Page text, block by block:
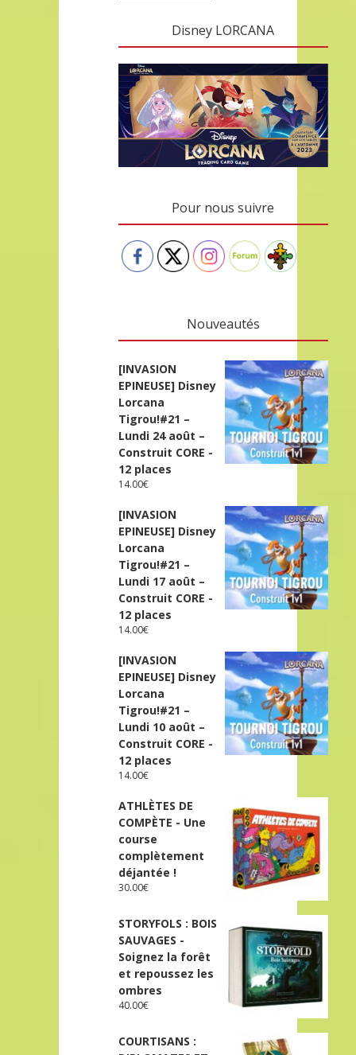
Disney LORCANA
Pour nous suivre
Nouveautés
[INVASION
EPINEUSE] Disney
Lorcana
Tigrou!#21 –
Lundi 24 août –
Construit CORE -
12 places
14.00€
[INVASION
EPINEUSE] Disney
Lorcana
Tigrou!#21 –
Lundi 17 août –
Construit CORE -
12 places
14.00€
[INVASION
EPINEUSE] Disney
Lorcana
Tigrou!#21 –
Lundi 10 août –
Construit CORE -
12 places
14.00€
ATHLÈTES DE
COMPÈTE - Une
course
complètement
déjantée !
30.00€
STORYFOLS : BOIS
SAUVAGES -
Soignez la forêt
et repoussez les
ombres
40.00€
COURTISANS :